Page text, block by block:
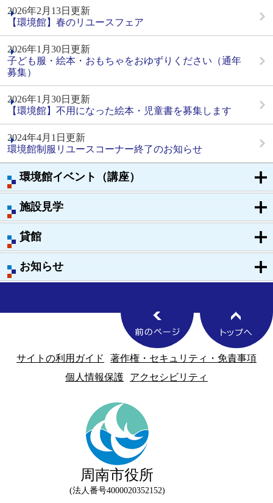
環境館イベント（講座）
施設見学
貸館
お知らせ
2026年2月13日更新
【環境館】春のリユースフェア
2026年1月30日更新
子ども服・絵本・おもちゃをおゆずりください（通年
募集）
2026年1月30日更新
【環境館】不用になった絵本・児童書を募集します
2024年4月1日更新
環境館制服リユースコーナー終了のお知らせ
サイトの利用ガイド
著作権・セキュリティ・免責事項
個人情報保護
アクセシビリティ
周南市役所
法人番号4000020352152